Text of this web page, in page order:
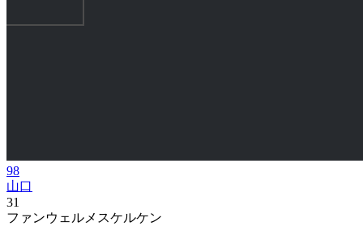
98
山口
31
ファンウェルメスケルケン